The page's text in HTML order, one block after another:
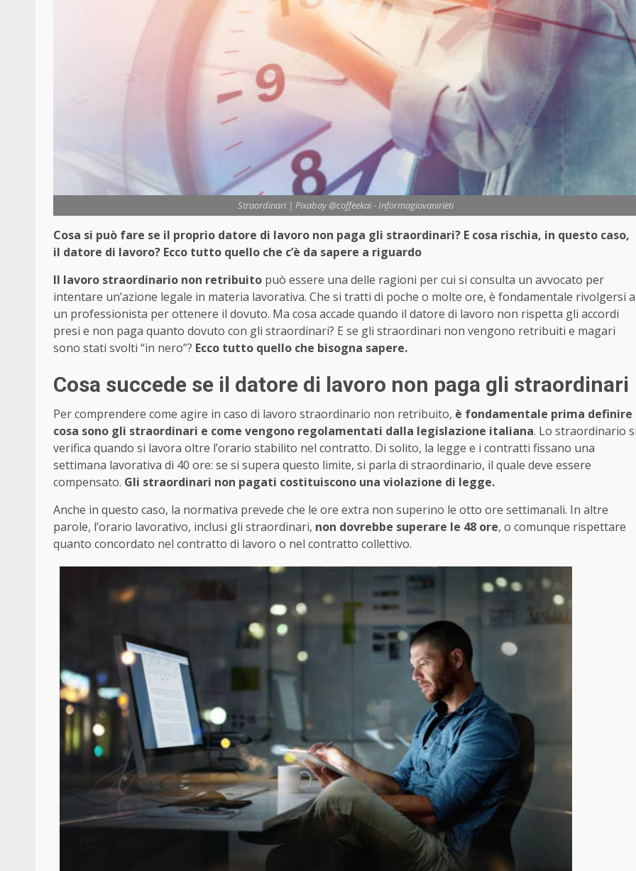
Straordinari | Pixabay @coffeekai - Informagiovanirieti
Cosa si può fare se il proprio datore di lavoro non paga gli straordinari? E cosa rischia, in questo caso,
il datore di lavoro? Ecco tutto quello che c’è da sapere a riguardo
Il lavoro straordinario non retribuito può essere una delle ragioni per cui si consulta un avvocato per
intentare un’azione legale in materia lavorativa. Che si tratti di poche o molte ore, è fondamentale rivolgersi a
un professionista per ottenere il dovuto. Ma cosa accade quando il datore di lavoro non rispetta gli accordi
presi e non paga quanto dovuto con gli straordinari? E se gli straordinari non vengono retribuiti e magari
sono stati svolti “in nero”? Ecco tutto quello che bisogna sapere.
Cosa succede se il datore di lavoro non paga gli straordinari
Per comprendere come agire in caso di lavoro straordinario non retribuito, è fondamentale prima definire
cosa sono gli straordinari e come vengono regolamentati dalla legislazione italiana. Lo straordinario
verifica quando si lavora oltre l’orario stabilito nel contratto. Di solito, la legge e i contratti fissano una
settimana lavorativa di 40 ore: se si supera questo limite, si parla di straordinario, il quale deve essere
compensato. Gli straordinari non pagati costituiscono una violazione di legge.
Anche in questo caso, la normativa prevede che le ore extra non superino le otto ore settimanali. In altre
parole, l’orario lavorativo, inclusi gli straordinari, non dovrebbe superare le 48 ore, o comunque rispettare
quanto concordato nel contratto di lavoro o nel contratto collettivo.